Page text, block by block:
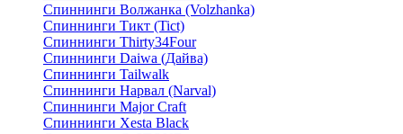
Спиннинги Волжанка (Volzhanka)
Спиннинги Тикт (Tict)
Спиннинги Thirty34Four
Спиннинги Daiwa (Дайва)
Спиннинги Tailwalk
Спиннинги Нарвал (Narval)
Спиннинги Major Craft
Спиннинги Xesta Black